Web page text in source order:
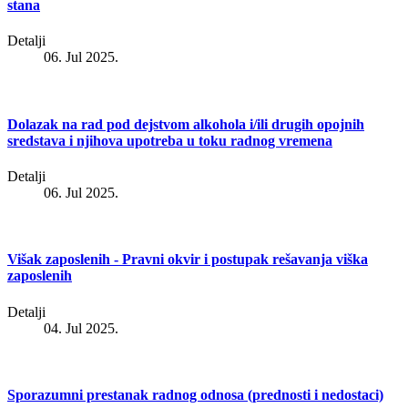
stana
Detalji
06. Jul 2025.
Dolazak na rad pod dejstvom alkohola i/ili drugih opojnih
sredstava i njihova upotreba u toku radnog vremena
Detalji
06. Jul 2025.
Višak zaposlenih - Pravni okvir i postupak rešavanja viška
zaposlenih
Detalji
04. Jul 2025.
Sporazumni prestanak radnog odnosa (prednosti i nedostaci)